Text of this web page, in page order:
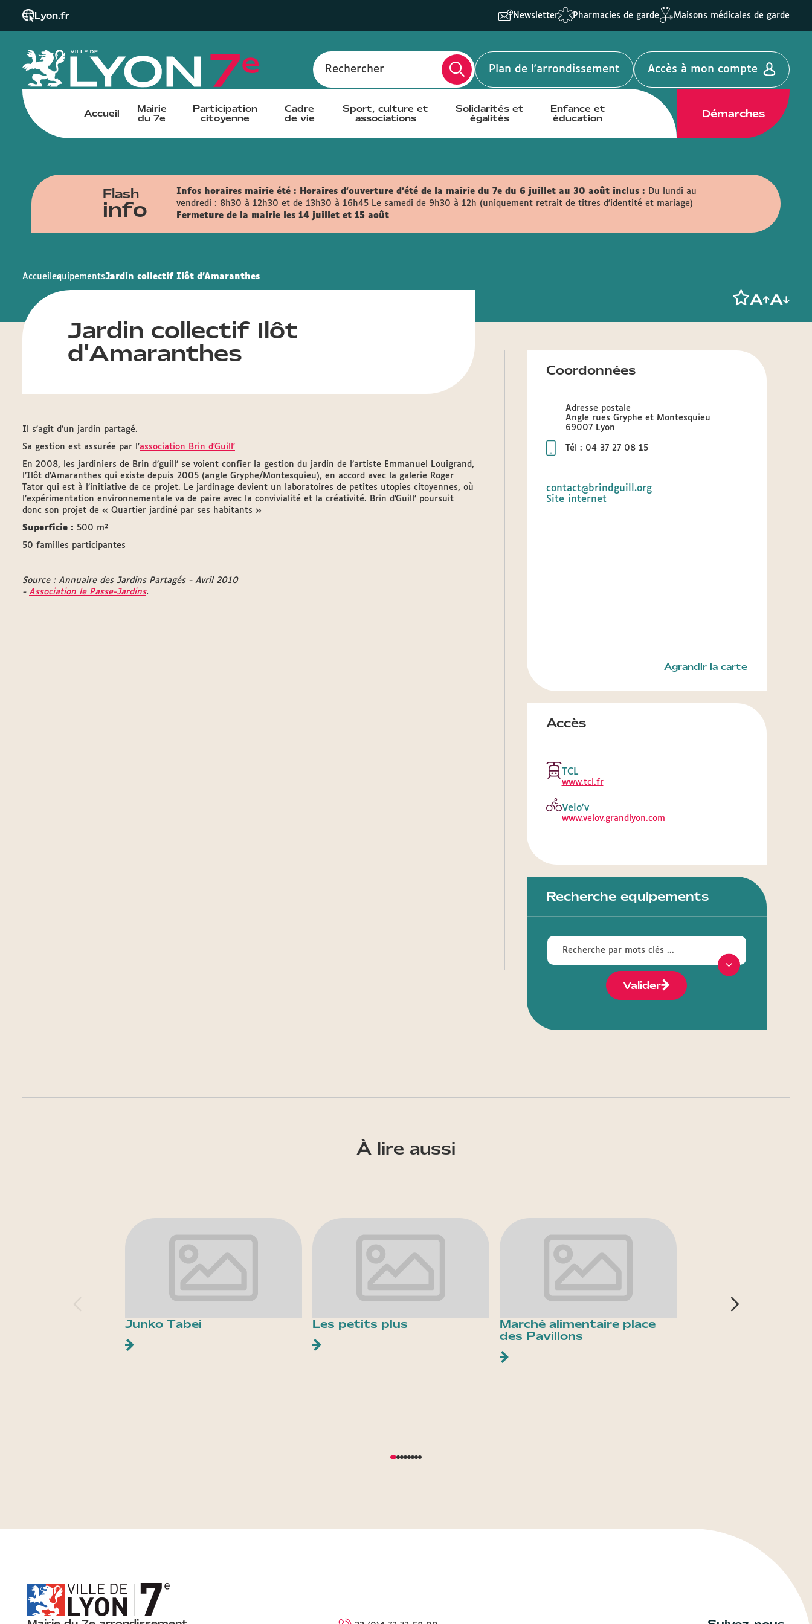
Lyon.fr Newsletter Pharmacies de garde Maisons médicales de garde
Rechercher Plan de l'arrondissement Accès à mon compte
Accueil
Mairie
du 7e
Participation
citoyenne
Cadre
de vie
Sport, culture et
associations
Solidarités et
égalités
Enfance et
éducation
Démarches
Flash
info
Infos horaires mairie été : Horaires d'ouverture d'été de la mairie du 7e du 6 juillet au 30 août inclus :
Du lundi au
vendredi : 8h30 à 12h30 et de 13h30 à 16h45 Le samedi de 9h30 à 12h (uniquement retrait de titres d'identité et mariage)
Fermeture de la mairie les 14 juillet et 15 août
Accueil equipementsJardin collectif Ilôt d'Amaranthes
Jardin collectif Ilôt
d'Amaranthes
Il s'agit d'un jardin partagé.
Sa gestion est assurée par l'association Brin d'Guill'
En 2008, les jardiniers de Brin d’guill’ se voient confier la gestion du jardin de l’artiste Emmanuel Louigrand,
l’Ilôt d’Amaranthes qui existe depuis 2005 (angle Gryphe/Montesquieu), en accord avec la galerie Roger
Tator qui est à l’initiative de ce projet. Le jardinage devient un laboratoires de petites utopies citoyennes, où
l’expérimentation environnementale va de paire avec la convivialité et la créativité. Brin d’Guill’ poursuit
donc son projet de « Quartier jardiné par ses habitants »
Superficie : 500 m²
50 familles participantes
Source : Annuaire des Jardins Partagés - Avril 2010
- Association le Passe-Jardins.
Coordonnées
Adresse postale
Angle rues Gryphe et Montesquieu
69007 Lyon
Tél : 04 37 27 08 15
contact@brindguill.org
Site internet
Agrandir la carte
Accès
TCL
www.tcl.fr
Velo’v
www.velov.grandlyon.com
Recherche equipements
Valider
À lire aussi
Junko Tabei Les petits plus Marché alimentaire place
des Pavillons